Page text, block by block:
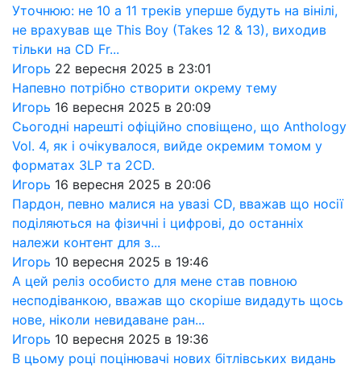
Уточнюю: не 10 а 11 треків уперше будуть на вінілі,
не врахував ще This Boy (Takes 12 & 13), виходив
тільки на CD Fr...
Игорь 22 вересня 2025 в 23:01
Напевно потрібно створити окрему тему
Игорь 16 вересня 2025 в 20:09
Сьогодні нарешті офіційно сповіщено, що Anthology
Vol. 4, як і очікувалося, вийде окремим томом у
форматах 3LP та 2CD.
Игорь 16 вересня 2025 в 20:06
Пардон, певно малися на увазі CD, вважав що носії
поділяються на фізичні і цифрові, до останніх
належи контент для з...
Игорь 10 вересня 2025 в 19:46
А цей реліз особисто для мене став повною
несподіванкою, вважав що скоріше видадуть щось
нове, ніколи невидаване ран...
Игорь 10 вересня 2025 в 19:36
В цьому році поцінювачі нових бітлівських видань